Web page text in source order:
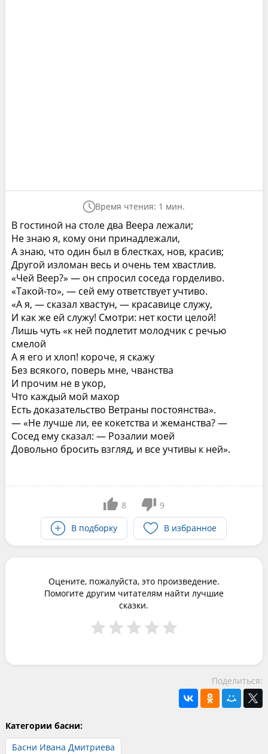
Время чтения: 1 мин.
В гостиной на столе два Веера лежали;
Не знаю я, кому они принадлежали,
А знаю, что один был в блестках, нов, красив;
Другой изломан весь и очень тем хвастлив.
«Чей Веер?» — он спросил соседа горделиво.
«Такой-то», — сей ему ответствует учтиво.
«А я, — сказал хвастун, — красавице служу,
И как же ей служу! Смотри: нет кости целой!
Лишь чуть «к ней подлетит молодчик с речью
смелой
А я его и хлоп! короче, я скажу
Без всякого, поверь мне, чванства
И прочим не в укор,
Что каждый мой махор
Есть доказательство Ветраны постоянства».
— «Не лучше ли, ее кокетства и жеманства? —
Сосед ему сказал: — Розалии моей
Довольно бросить взгляд, и все учтивы к ней».
8
9
В подборку
В избранное
Оцените, пожалуйста, это произведение.
Помогите другим читателям найти лучшие
сказки.
Поделиться:
Категории басни:
Басни Ивана Дмитриева